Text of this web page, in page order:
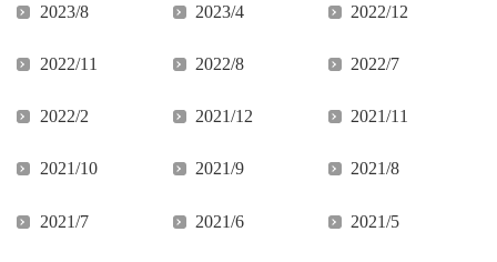
2023/8 2023/4 2022/12
2022/11 2022/8 2022/7
2022/2 2021/12 2021/11
2021/10 2021/9 2021/8
2021/7 2021/6 2021/5